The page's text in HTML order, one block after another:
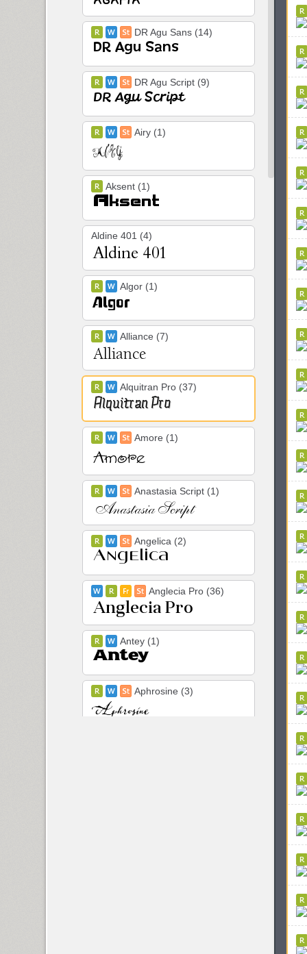
DR Agu Sans (14)
DR Agu Script (9)
Airy (1)
Aksent (1)
Aldine 401 (4)
Algor (1)
Alliance (7)
Alquitran Pro (37)
Amore (1)
Anastasia Script (1)
Angelica (2)
Anglecia Pro (36)
Antey (1)
Aphrosine (3)